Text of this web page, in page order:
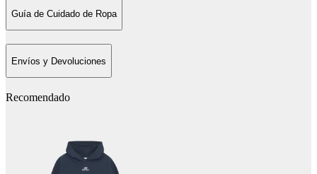
Guía de Cuidado de Ropa
Envíos y Devoluciones
Recomendado